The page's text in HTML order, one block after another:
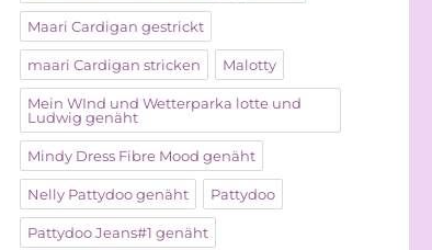
Maari Cardigan gestrickt
maari Cardigan stricken Malotty
Mein WInd und Wetterparka lotte und
Ludwig genäht
Mindy Dress Fibre Mood genäht
Nelly Pattydoo genäht Pattydoo
Pattydoo Jeans#1 genäht